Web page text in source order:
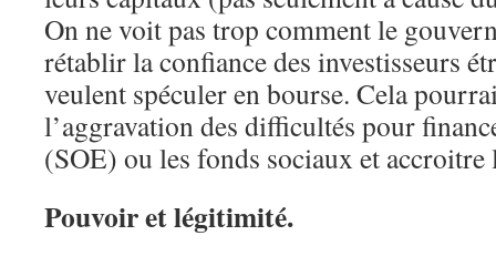
On ne voit pas trop comment le
rétablir la confiance des investisseurs
veulent spéculer en bourse. Cela
l’aggravation des difficultés pour
(SOE) ou les fonds sociaux et accroitre
Pouvoir et légitimité.